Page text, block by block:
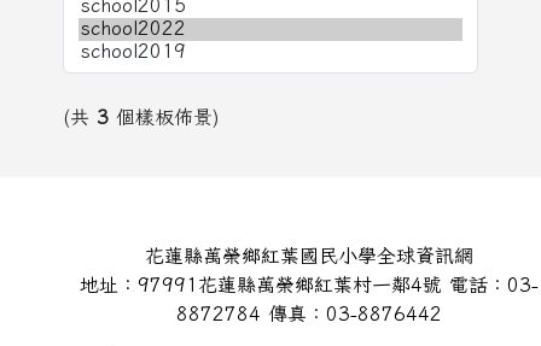
(共 3 個樣板佈景)
花蓮縣萬榮鄉紅葉國民小學全球資訊網
地址：97991花蓮縣萬榮鄉紅葉村一鄰4號 電話：03-
8872784 傳真：03-8876442